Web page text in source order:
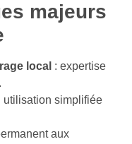
majeurs
local : expertise
utilisation simplifiée
aux